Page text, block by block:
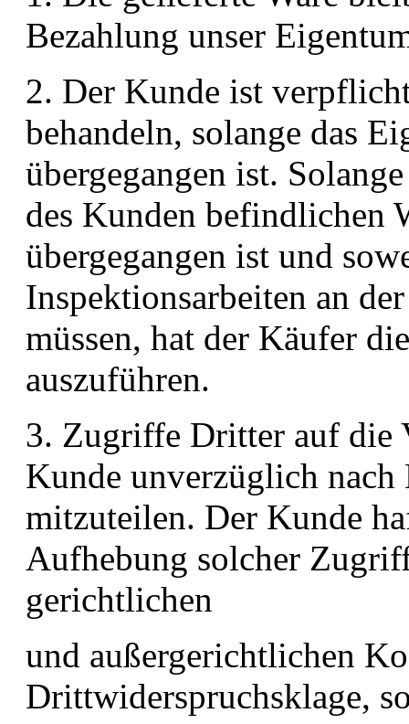
Bezahlung unser
2. Der Kunde ist
behandeln, solange das
übergegangen ist.
des Kunden befindlichen
übergegangen ist und
Inspektionsarbeiten an
müssen, hat der Käufer
auszuführen.
3. Zugriffe Dritter auf die
Kunde unverzüglich
mitzuteilen. Der Kunde
Aufhebung solcher
gerichtlichen
und außergerichtlichen
Drittwiderspruchsklage,